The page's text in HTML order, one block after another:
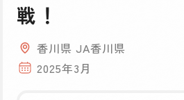
戦！
香川県 JA香川県
2025年3月